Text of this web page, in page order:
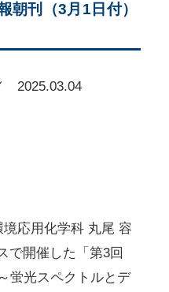
朝刊（3月1日付）
2025.03.04
応用化学科 丸尾 容
で開催した「第3回
蛍光スペクトルとデ